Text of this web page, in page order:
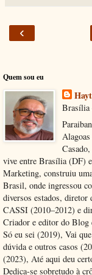
‹
Quem sou eu
Brasília
vive entre Brasília (DF)
Marketing, construiu
Brasil, onde ingressou
diversos estados, diretor
CASSI (2010–2012) e
Criador e editor do Blog
Só eu sei (2019), Vai
dúvida e outros casos
(2023), Até aqui deu
Dedica-se sobretudo à